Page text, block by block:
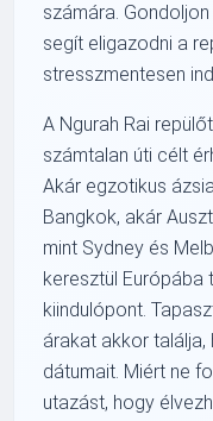
számára.
segít eligazodni a
stresszmentesen
A Ngurah Rai
számtalan úti célt
Akár egzotikus
Bangkok, akár
mint Sydney és
keresztül Európába
kiindulópont.
árakat akkor találja,
dátumait. Miért ne
utazást, hogy